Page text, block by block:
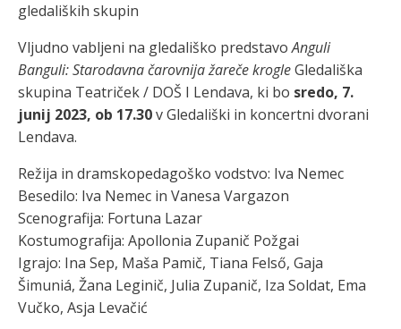
gledaliških skupin
Vljudno vabljeni na gledališko predstavoAnguli
Banguli: Starodavna čarovnija žareče krogleGledališka
skupina Teatriček / DOŠ I Lendava, ki bo sredo, 7.
junij 2023, ob 17.30v Gledališki in koncertni dvorani
Lendava.
Režija in dramskopedagoško vodstvo: Iva Nemec
Besedilo: Iva Nemec in Vanesa Vargazon
Scenografija: Fortuna Lazar
Kostumografija: Apollonia Zupanič Požgai
Igrajo: Ina Sep, Maša Pamič, Tiana Felső, Gaja
Šimuniá, Žana Leginič, Julia Zupanič, Iza Soldat, Ema
Vučko, Asja Levačić